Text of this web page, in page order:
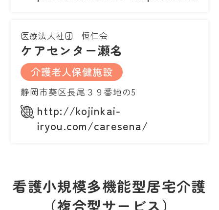
医療法人社団 恒仁会
ケアセンター瀬名
介護老人保健施設
静岡市葵区長尾３９番地の5
http://kojinkai-
iryou.com/caresena/
看護小規模多機能型居宅介護
（複合型サービス）